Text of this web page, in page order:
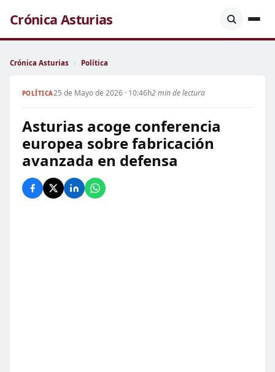
Crónica Asturias
Crónica Asturias › Política
POLÍTICA25 de Mayo de 2026 · 10:46h2 min de lectura
Asturias acoge conferencia
europea sobre fabricación
avanzada en defensa